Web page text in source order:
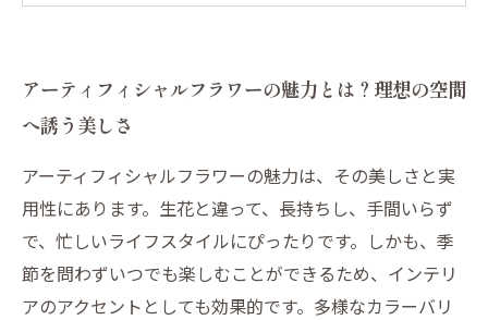
フラワーで創る理想の居場所
豊かな季節感を！アーティフィシャルフラワー
歴史に学び、現代に生かす：アーティフィシャ
ルフラワーの進化
あなたの理想の空間が実現！アーティフィシャ
ルフラワーで暮らしを豊かに
アーティフィシャルフラワーの魅力とは？理想の空間
へ誘う美しさ
アーティフィシャルフラワーの魅力は、その美しさと実
用性にあります。生花と違って、長持ちし、手間いらず
で、忙しいライフスタイルにぴったりです。しかも、季
節を問わずいつでも楽しむことができるため、インテリ
アのアクセントとしても効果的です。多様なカラーバリ